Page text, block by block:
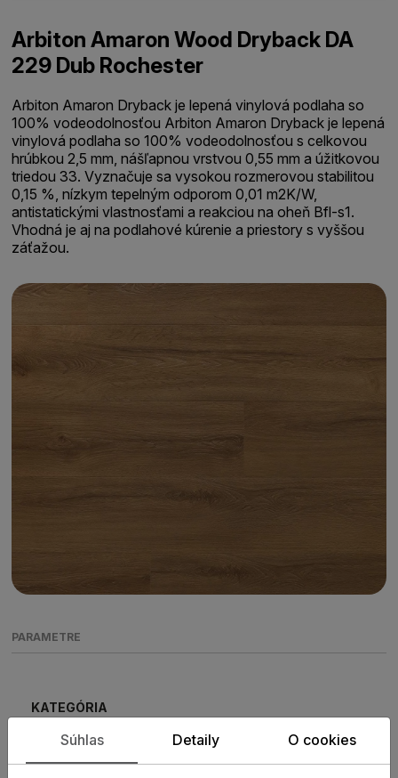
Arbiton Amaron Wood Dryback DA
229 Dub Rochester
Arbiton Amaron Dryback je lepená vinylová podlaha so
100% vodeodolnosťou Arbiton Amaron Dryback je lepená
vinylová podlaha so 100% vodeodolnosťou s celkovou
hrúbkou 2,5 mm, nášľapnou vrstvou 0,55 mm a úžitkovou
triedou 33. Vyznačuje sa vysokou rozmerovou stabilitou
0,15 %, nízkym tepelným odporom 0,01 m2K/W,
antistatickými vlastnosťami a reakciou na oheň Bfl-s1.
Vhodná je aj na podlahové kúrenie a priestory s vyššou
záťažou.
PARAMETRE
KATEGÓRIA
Vinylové podlahy
Súhlas Detaily O cookies